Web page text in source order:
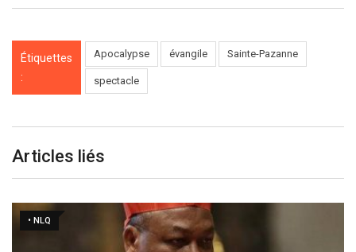
Étiquettes
:
Apocalypse évangile Sainte-Pazanne
spectacle
Articles liés
• NLQ